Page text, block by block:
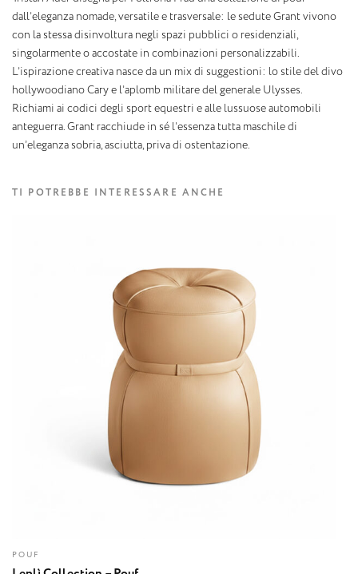
dall’eleganza nomade, versatile e trasversale: le sedute Grant vivono
con la stessa disinvoltura negli spazi pubblici o residenziali,
singolarmente o accostate in combinazioni personalizzabili.
L’ispirazione creativa nasce da un mix di suggestioni: lo stile del divo
hollywoodiano Cary e l’aplomb militare del generale Ulysses.
Richiami ai codici degli sport equestri e alle lussuose automobili
anteguerra. Grant racchiude in sé l’essenza tutta maschile di
un’eleganza sobria, asciutta, priva di ostentazione.
TI POTREBBE INTERESSARE ANCHE
POUF